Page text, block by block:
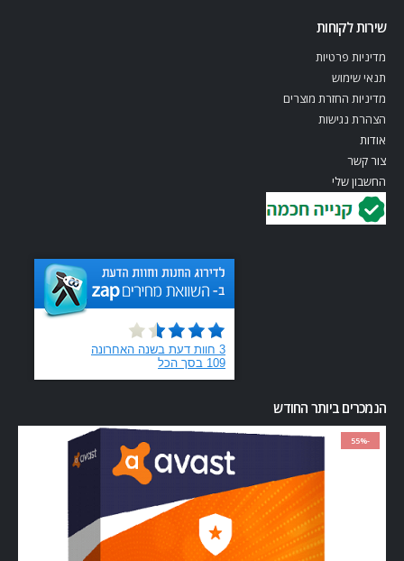
שירות לקוחות
מדיניות פרטיות
תנאי שימוש
מדיניות החזרת מוצרים
הצהרת נגישות
אודות
צור קשר
החשבון שלי
הנמכרים ביותר החודש
-55%